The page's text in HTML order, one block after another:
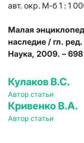
авт. окр. М-б 1 : 1
Малая
наследие / гл.
Наука, 2009. – 698
Кулаков В.С.
Автор статьи
Кривенко В.А.
Автор статьи